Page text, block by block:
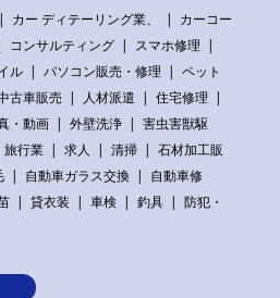
カー ディテーリング業、
カーコー
コンサルティング
スマホ修理
ル パソコン販売・修理
ペット
古車販売 人材派遣
住宅修理
・動画 外壁洗浄
害虫害獣駆
旅行業 求人 清掃
石材加工販
自動車ガラス交換
自動車修
貸衣装 車検 釣具
防犯・